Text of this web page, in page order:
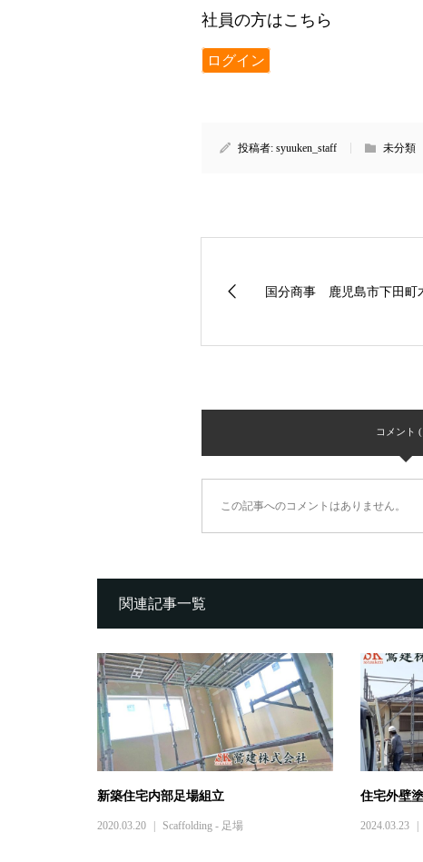
社員の方はこちら
ログイン
投稿者: syuuken_staff 未分類
国分商事 鹿児島市下田
コメント
この記事へのコメントはありません。
関連記事一覧
新築住宅内部足場組立
2020.03.20 Scaffolding - 足場
住宅外壁
2024.03.23